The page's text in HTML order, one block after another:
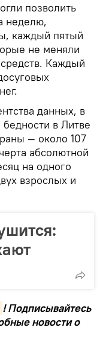
позволить
неделю,
каждый пятый
не меняли
Каждый
данных, в
в Литве
— около 107
абсолютной
на одного
взрослых и
! Подписывайтесь
новости о